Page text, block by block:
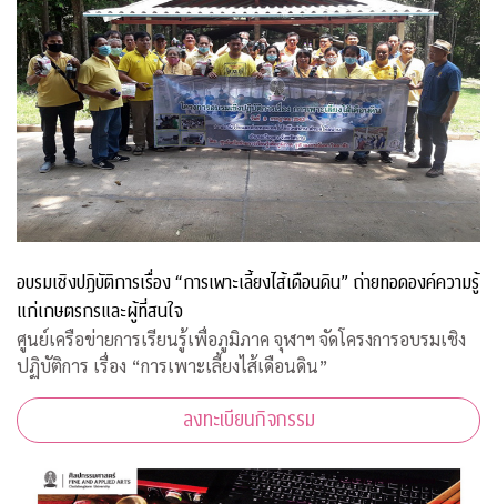
อบรมเชิงปฏิบัติการเรื่อง “การเพาะเลี้ยงไส้เดือนดิน” ถ่ายทอดองค์ความรู้
แก่เกษตรกรและผู้ที่สนใจ
ศูนย์เครือข่ายการเรียนรู้เพื่อภูมิภาค จุฬาฯ จัดโครงการอบรมเชิง
ปฏิบัติการ เรื่อง “การเพาะเลี้ยงไส้เดือนดิน”
ลงทะเบียนกิจกรรม